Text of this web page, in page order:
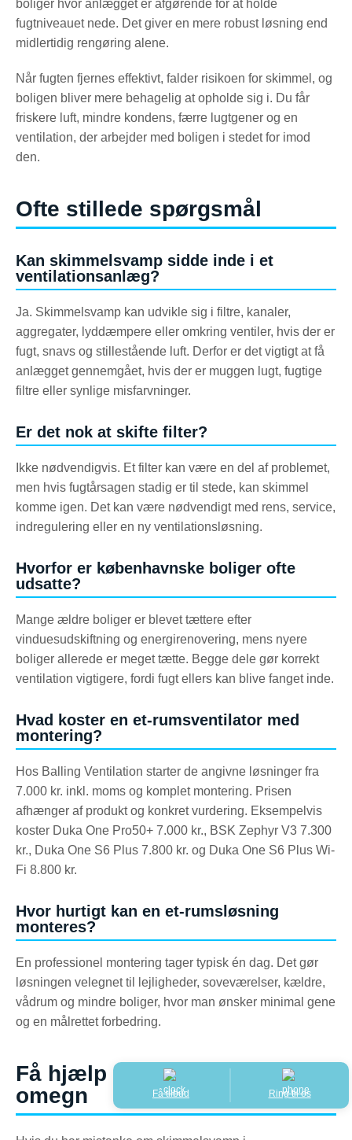
boliger hvor anlægget er afgørende for at holde
fugtniveauet nede. Det giver en mere robust løsning end
midlertidig rengøring alene.
Når fugten fjernes effektivt, falder risikoen for skimmel, og
boligen bliver mere behagelig at opholde sig i. Du får
friskere luft, mindre kondens, færre lugtgener og en
ventilation, der arbejder med boligen i stedet for imod
den.
Ofte stillede spørgsmål
Kan skimmelsvamp sidde inde i et
ventilationsanlæg?
Ja. Skimmelsvamp kan udvikle sig i filtre, kanaler,
aggregater, lyddæmpere eller omkring ventiler, hvis der er
fugt, snavs og stillestående luft. Derfor er det vigtigt at få
anlægget gennemgået, hvis der er muggen lugt, fugtige
filtre eller synlige misfarvninger.
Er det nok at skifte filter?
Ikke nødvendigvis. Et filter kan være en del af problemet,
men hvis fugtårsagen stadig er til stede, kan skimmel
komme igen. Det kan være nødvendigt med rens, service,
indregulering eller en ny ventilationsløsning.
Hvorfor er københavnske boliger ofte
udsatte?
Mange ældre boliger er blevet tættere efter
vinduesudskiftning og energirenovering, mens nyere
boliger allerede er meget tætte. Begge dele gør korrekt
ventilation vigtigere, fordi fugt ellers kan blive fanget inde.
Hvad koster en et-rumsventilator med
montering?
Hos Balling Ventilation starter de angivne løsninger fra
7.000 kr. inkl. moms og komplet montering. Prisen
afhænger af produkt og konkret vurdering. Eksempelvis
koster Duka One Pro50+ 7.000 kr., BSK Zephyr V3 7.300
kr., Duka One S6 Plus 7.800 kr. og Duka One S6 Plus Wi-
Fi 8.800 kr.
Hvor hurtigt kan en et-rumsløsning
monteres?
En professionel montering tager typisk én dag. Det gør
løsningen velegnet til lejligheder, soveværelser, kældre,
vådrum og mindre boliger, hvor man ønsker minimal gene
og en målrettet forbedring.
Få hjælp i København og
omegn
Få tilbud Ring til os